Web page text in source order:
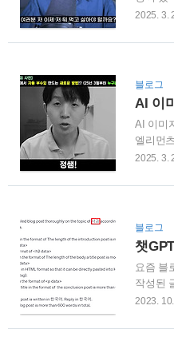
오픈AI
어서,
SORA
김치찌
리고 심
지”까지
테일까
의 AI 이
하면 다
미지 툴
2025. 3.
블로그
AI 이미
엘리먼
없는 직
아닐까
엘리먼
을 활용
고, 이
신이 들
데이트
활짝 열
2025. 3.
블로그
요즘 블
작성된
팅을 통
자분들
2023.